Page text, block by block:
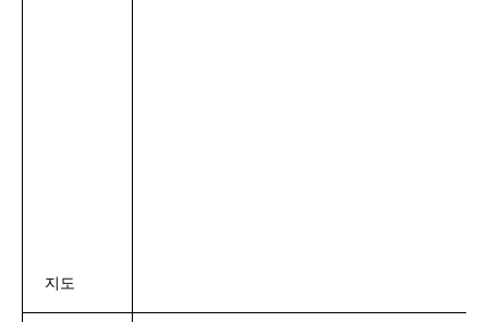
지도